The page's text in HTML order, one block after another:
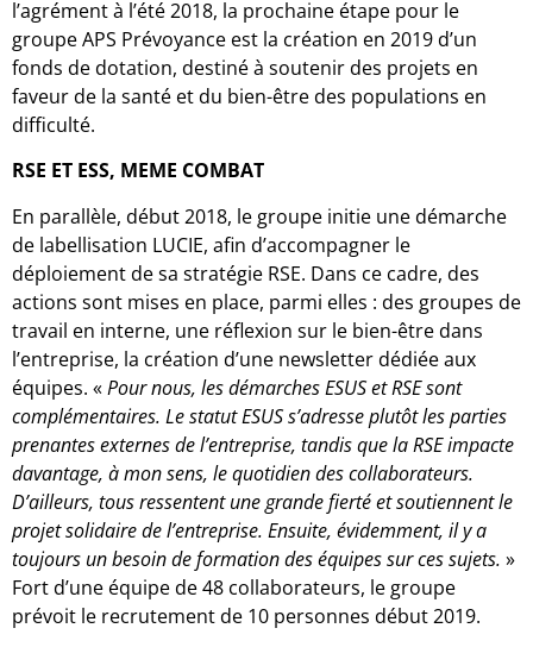
l’agrément à l’été 2018, la prochaine étape pour le
groupe APS Prévoyance est la création en 2019 d’un
fonds de dotation, destiné à soutenir des projets en
faveur de la santé et du bien-être des populations en
difficulté.
RSE ET ESS, MEME COMBAT
En parallèle, début 2018, le groupe initie une démarche
de labellisation LUCIE, afin d’accompagner le
déploiement de sa stratégie RSE. Dans ce cadre, des
actions sont mises en place, parmi elles : des groupes de
travail en interne, une réflexion sur le bien-être dans
l’entreprise, la création d’une newsletter dédiée aux
équipes. «Pour nous, les démarches ESUS et RSE sont
complémentaires. Le statut ESUS s’adresse plutôt les parties
prenantes externes de l’entreprise, tandis que la RSE impacte
davantage, à mon sens, le quotidien des collaborateurs.
D’ailleurs, tous ressentent une grande fierté et soutiennent le
projet solidaire de l’entreprise. Ensuite, évidemment, il y a
toujours un besoin de formation des équipes sur ces sujets. »
Fort d’une équipe de 48 collaborateurs, le groupe
prévoit le recrutement de 10 personnes début 2019.